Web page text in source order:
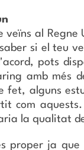
al
si el teu
pots
amb més
alguns
com
la qualitat
proper ja